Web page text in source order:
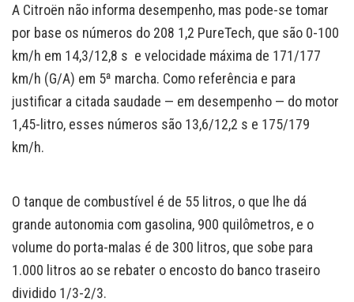
A Citroën não informa desempenho, mas pode-se tomar
por base os números do 208 1,2 PureTech, que são 0-100
km/h em 14,3/12,8 s e velocidade máxima de 171/177
km/h (G/A) em 5ª marcha. Como referência e para
justificar a citada saudade — em desempenho — do motor
1,45-litro, esses números são 13,6/12,2 s e 175/179
km/h.
O tanque de combustível é de 55 litros, o que lhe dá
grande autonomia com gasolina, 900 quilômetros, e o
volume do porta-malas é de 300 litros, que sobe para
1.000 litros ao se rebater o encosto do banco traseiro
dividido 1/3-2/3.